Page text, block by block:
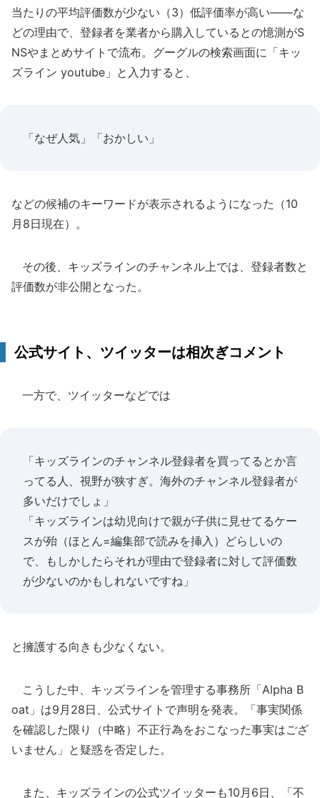
当たりの平均評価数が少ない（3）低評価率が高い――な
どの理由で、登録者を業者から購入しているとの憶測がS
NSやまとめサイトで流布。グーグルの検索画面に「キッ
ズライン youtube」と入力すると、
「なぜ人気」「おかしい」
などの候補のキーワードが表示されるようになった（10
月8日現在）。
その後、キッズラインのチャンネル上では、登録者数と
評価数が非公開となった。
公式サイト、ツイッターは相次ぎコメント
一方で、ツイッターなどでは
「キッズラインのチャンネル登録者を買ってるとか言
ってる人、視野が狭すぎ。海外のチャンネル登録者が
多いだけでしょ」
「キッズラインは幼児向けで親が子供に見せてるケー
スが殆（ほとん=編集部で読みを挿入）どらしいの
で、もしかしたらそれが理由で登録者に対して評価数
が少ないのかもしれないですね」
と擁護する向きも少なくない。
こうした中、キッズラインを管理する事務所「Alpha B
oat」は9月28日、公式サイトで声明を発表。「事実関係
を確認した限り（中略）不正行為をおこなった事実はござ
いません」と疑惑を否定した。
また、キッズラインの公式ツイッターも10月6日、「不